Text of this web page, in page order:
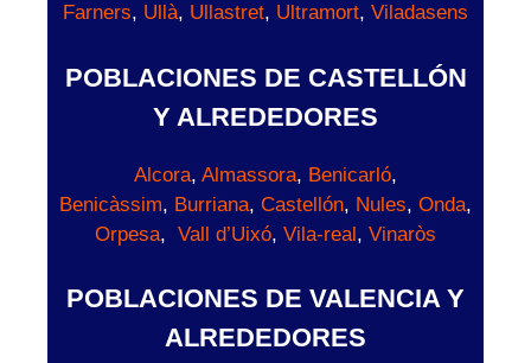
Farners, Ullà, Ullastret, Ultramort, Viladasens
POBLACIONES DE CASTELLÓN
Y ALREDEDORES
Alcora, Almassora, Benicarló,
Benicàssim, Burriana, Castellón, Nules, Onda,
Orpesa, Vall d’Uixó, Vila-real, Vinaròs
POBLACIONES DE VALENCIA Y
ALREDEDORES